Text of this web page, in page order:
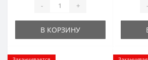
- +
В КОРЗИНУ
-